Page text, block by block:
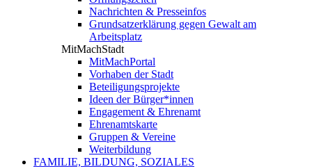
Nachrichten & Presseinfos
Grundsatzerklärung gegen Gewalt am
Arbeitsplatz
MitMachStadt
MitMachPortal
Vorhaben der Stadt
Beteiligungsprojekte
Ideen der Bürger*innen
Engagement & Ehrenamt
Ehrenamtskarte
Gruppen & Vereine
Weiterbildung
FAMILIE, BILDUNG, SOZIALES